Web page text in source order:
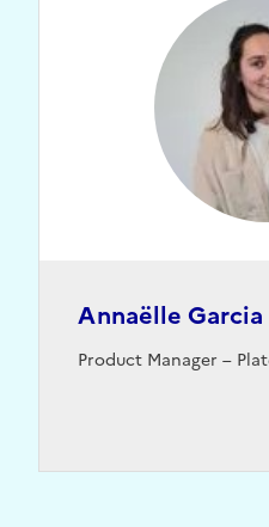
Annaëlle Garcia
Ouvre une
Product Manager –